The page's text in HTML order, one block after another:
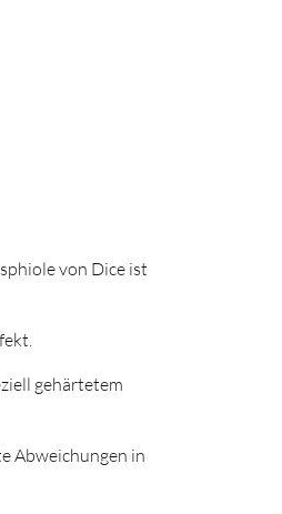
von Dice ist
gehärtetem
Abweichungen in